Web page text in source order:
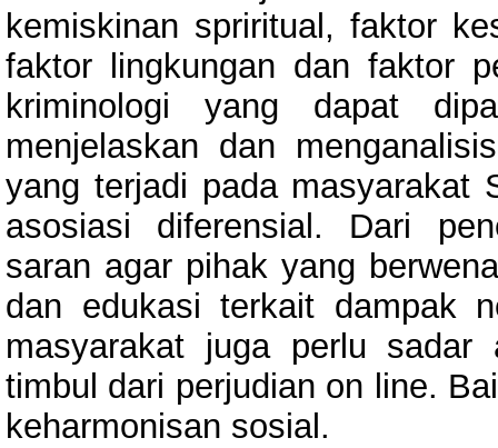
kemiskinan spriritual, faktor
faktor lingkungan dan faktor
kriminologi yang dapat
menjelaskan dan
yang terjadi pada masyarakat
asosiasi diferensial. Dari
saran agar pihak yang
dan edukasi terkait dampak
masyarakat juga perlu
timbul dari perjudian on line.
keharmonisan sosial.